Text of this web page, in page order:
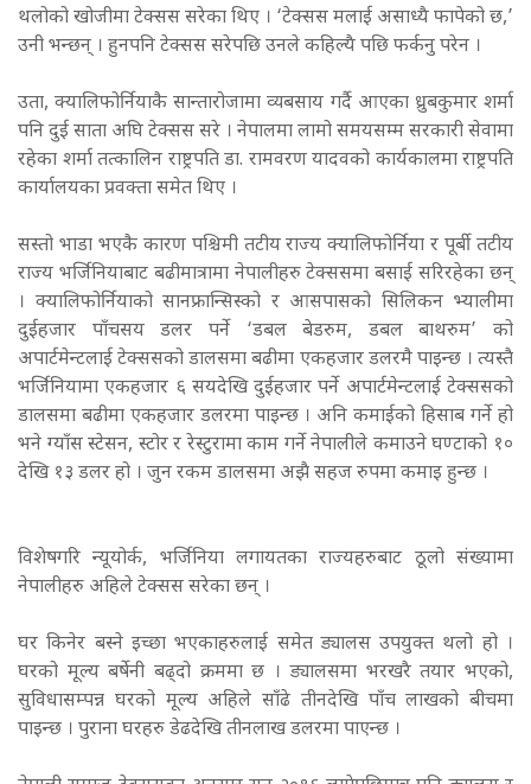
थलोको खोजीमा टेक्सस सरेका थिए । ‘टेक्सस मलाई असाध्यै फापेको छ,’
उनी भन्छन् । हुनपनि टेक्सस सरेपछि उनले कहिल्यै पछि फर्कनु परेन ।
उता, क्यालिफोर्नियाकै सान्तारोजामा व्यबसाय गर्दै आएका ध्रुबकुमार शर्मा
पनि दुई साता अघि टेक्सस सरे । नेपालमा लामो समयसम्म सरकारी सेवामा
रहेका शर्मा तत्कालिन राष्ट्रपति डा. रामवरण यादवको कार्यकालमा राष्ट्रपति
कार्यालयका प्रवक्ता समेत थिए ।
सस्तो भाडा भएकै कारण पश्चिमी तटीय राज्य क्यालिफोर्निया र पूर्बी तटीय
राज्य भर्जिनियाबाट बढीमात्रामा नेपालीहरु टेक्ससमा बसाई सरिरहेका छन्
। क्यालिफोर्नियाको सानफ्रान्सिस्को र आसपासको सिलिकन भ्यालीमा
दुईहजार पाँचसय डलर पर्ने ‘डबल बेडरुम, डबल बाथरुम’ को
अपार्टमेन्टलाई टेक्ससको डालसमा बढीमा एकहजार डलरमै पाइन्छ । त्यस्तै
भर्जिनियामा एकहजार ६ सयदेखि दुईहजार पर्ने अपार्टमेन्टलाई टेक्ससको
डालसमा बढीमा एकहजार डलरमा पाइन्छ । अनि कमाईको हिसाब गर्ने हो
भने ग्याँस स्टेसन, स्टोर र रेस्टुरामा काम गर्ने नेपालीले कमाउने घण्टाको १०
देखि १३ डलर हो । जुन रकम डालसमा अझै सहज रुपमा कमाइ हुन्छ ।
विशेषगरि न्यूयोर्क, भर्जिनिया लगायतका राज्यहरुबाट ठूलो संख्यामा
नेपालीहरु अहिले टेक्सस सरेका छन् ।
घर किनेर बस्ने इच्छा भएकाहरुलाई समेत ड्यालस उपयुक्त थलो हो ।
घरको मूल्य बर्षेनी बढ्दो क्रममा छ । ड्यालसमा भरखरै तयार भएको,
सुविधासम्पन्न घरको मूल्य अहिले साँढे तीनदेखि पाँच लाखको बीचमा
पाइन्छ । पुराना घरहरु डेढदेखि तीनलाख डलरमा पाएन्छ ।